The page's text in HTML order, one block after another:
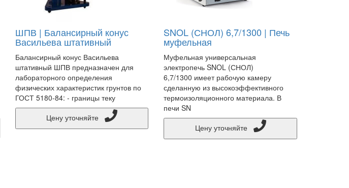
ШПВ | Балансирный конус
Васильева штативный
Балансирный конус Васильева
штативный ШПВ предназначен для
лабораторного определения
физических характеристик грунтов по
ГОСТ 5180-84: - границы теку
Цену уточняйте
SNOL (СНОЛ) 6,7/1300 | Печь
муфельная
Муфельная универсальная
электропечь SNOL (СНОЛ)
6,7/1300 имеет рабочую камеру
сделанную из высокоэффективного
термоизоляционного материала. В
печи SN